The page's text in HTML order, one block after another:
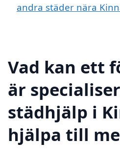
andra städer nära
Vad kan ett
är
städhjälp i
hjälpa till